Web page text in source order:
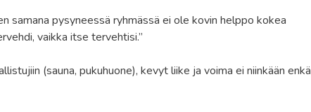
samana pysyneessä ryhmässä ei ole kovin helppo kokea
vaikka itse tervehtisi.”
(sauna, pukuhuone), kevyt liike ja voima ei niinkään enkä